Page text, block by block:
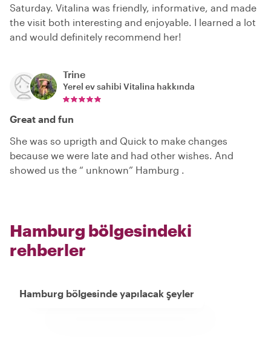
Saturday. Vitalina was friendly, informative, and made
the visit both interesting and enjoyable. I learned a lot
and would definitely recommend her!
Trine
Yerel ev sahibi Vitalina hakkında
Great and fun
She was so uprigth and Quick to make changes
because we were late and had other wishes. And
showed us the “ unknown” Hamburg .
Hamburg bölgesindeki
rehberler
Hamburg bölgesinde yapılacak şeyler